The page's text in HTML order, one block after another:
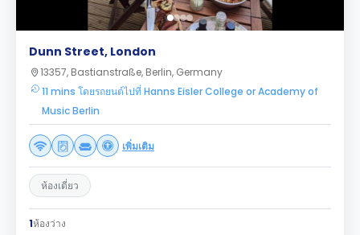
Dunn Street, London
13357, Bastianstraße, Berlin, Germany
11 mins โดยรถยนต์ไปที่ Hanns Eisler College or Academy of
Music Berlin
เพิ่มเติม
ห้องเดี่ยว
1ห้องว่าง